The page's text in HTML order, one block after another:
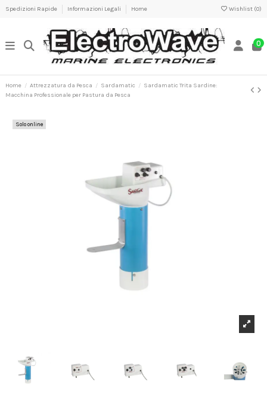
Spedizioni Rapide Informazioni Legali Home Wishlist (0)
0
Home Attrezzatura da Pesca Sardamatic
Sardamatic Trita Sardine:
Macchina Professionale per Pastura da Pesca
Solo online